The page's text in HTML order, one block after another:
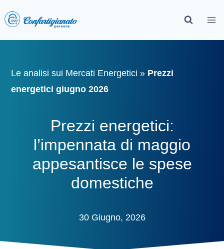
Le analisi sui Mercati Energetici » Prezzi
energetici giugno 2026
Prezzi energetici:
l’impennata di maggio
appesantisce le spese
domestiche
30 Giugno, 2026